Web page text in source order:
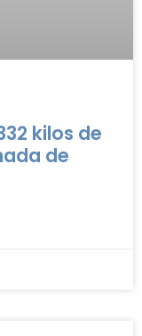
kilos de
de